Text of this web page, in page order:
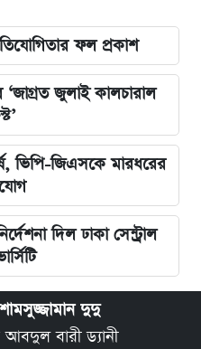
ফল প্রকাশ
জুলাই কালচারাল
ভিপি-জিএসকে মারধরের
দিল ঢাকা সেন্ট্রাল
দুদু
বারী ড্যানী